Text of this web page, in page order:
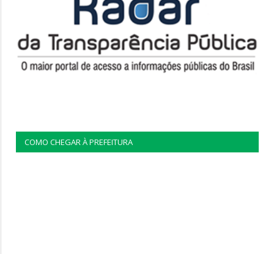
COMO CHEGAR À PREFEITURA